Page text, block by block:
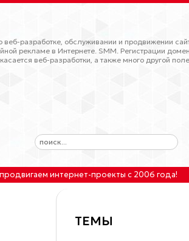
разработке, обслуживании и продвижении
рекламе в Интернете. SMM. Регистрации
веб-разработки, а также много другой
интернет-проекты с 2006 года!
ТЕМЫ